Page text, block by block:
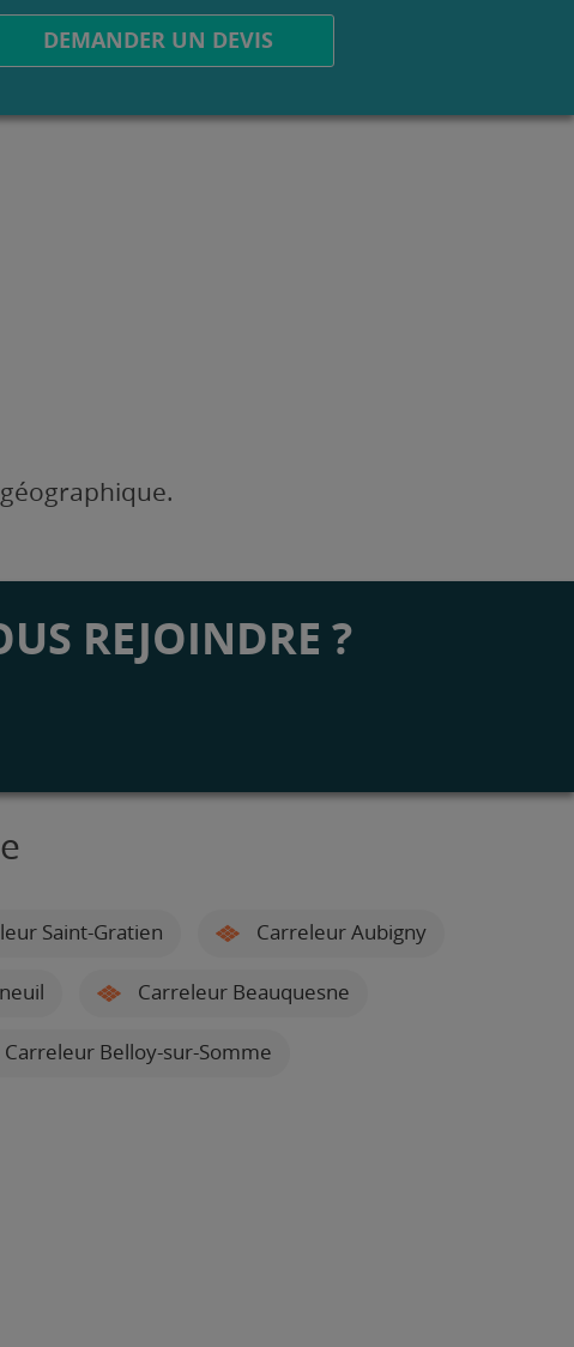
DEMANDER UN DEVIS
REJOINDRE ?
Saint-Gratien Carreleur Aubigny
Carreleur Beauquesne
Carreleur Belloy-sur-Somme